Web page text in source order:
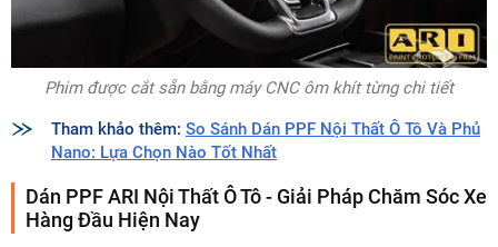
Phim được cắt sẵn bằng máy CNC ôm khít từng chi tiết
Tham khảo thêm: So Sánh Dán PPF Nội Thất Ô Tô Và Phủ
Nano: Lựa Chọn Nào Tốt Nhất
Dán PPF ARI Nội Thất Ô Tô - Giải Pháp Chăm Sóc Xe
Hàng Đầu Hiện Nay